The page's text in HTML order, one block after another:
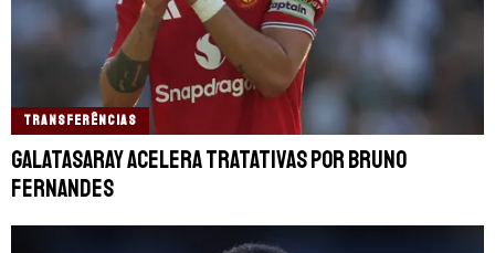
TRANSFERÊNCIAS
Galatasaray acelera tratativas por Bruno
Fernandes